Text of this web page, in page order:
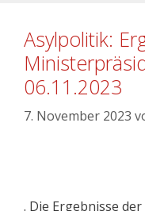
Asylpolitik:
06.11.2023
7. November 2023
. Die Ergebnisse